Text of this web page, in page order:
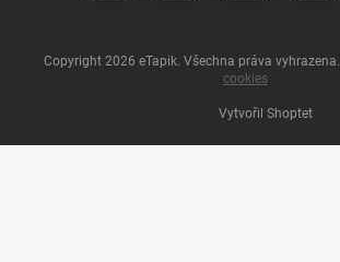
Vytvořil Shoptet
Copyright 2026 eTapik. Všechna práva vyhrazena.
cookies